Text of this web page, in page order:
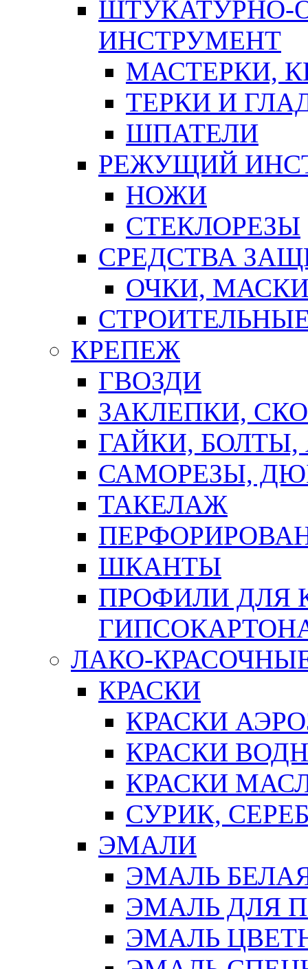
ШТУКАТУРНО-
ИНСТРУМЕНТ
МАСТЕРКИ,
ТЕРКИ И
ШПАТЕЛИ
РЕЖУЩИЙ
НОЖИ
СТЕКЛОРЕЗЫ
СРЕДСТВА
ОЧКИ,
КРЕПЕЖ
ГВОЗДИ
ЗАКЛЕПКИ,
ГАЙКИ,
САМОРЕЗЫ,
ТАКЕЛАЖ
ШКАНТЫ
ПРОФИЛИ ДЛЯ
ЛАКО-
КРАСКИ
КРАСКИ
КРАСКИ
КРАСКИ
СУРИК,
ЭМАЛИ
ЭМАЛЬ
ЭМАЛЬ ДЛЯ
ЭМАЛЬ